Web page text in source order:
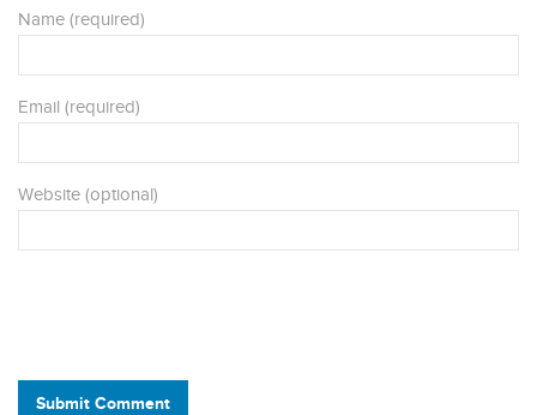
Name (required)
Email (required)
Website (optional)
Submit Comment